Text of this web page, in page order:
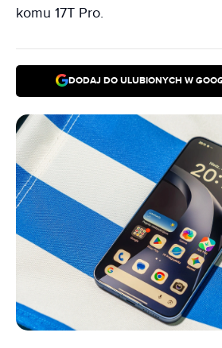
komu 17T Pro.
DODAJ DO ULUBIONYCH W